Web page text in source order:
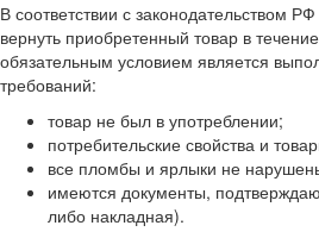
В соответствии с законодательством
вернуть приобретенный товар в
обязательным условием является
требований:
товар не был в употреблении;
потребительские свойства и
все пломбы и ярлыки не
имеются документы,
либо накладная).